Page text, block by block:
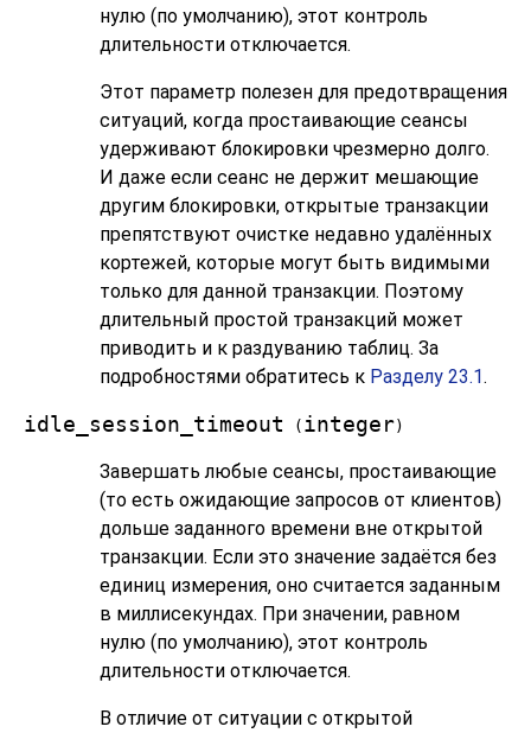
нулю (по умолчанию), этот контроль
длительности отключается.
Этот параметр полезен для предотвращения
ситуаций, когда простаивающие сеансы
удерживают блокировки чрезмерно долго.
И даже если сеанс не держит мешающие
другим блокировки, открытые транзакции
препятствуют очистке недавно удалённых
кортежей, которые могут быть видимыми
только для данной транзакции. Поэтому
длительный простой транзакций может
приводить и к раздуванию таблиц. За
подробностями обратитесь к Разделу 23.1.
idle_session_timeout ( integer)
Завершать любые сеансы, простаивающие
(то есть ожидающие запросов от клиентов)
дольше заданного времени вне открытой
транзакции. Если это значение задаётся без
единиц измерения, оно считается заданным
в миллисекундах. При значении, равном
нулю (по умолчанию), этот контроль
длительности отключается.
В отличие от ситуации с открытой